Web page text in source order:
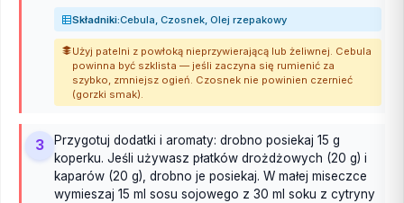
Składniki:Cebula, Czosnek, Olej rzepakowy
Użyj patelni z powłoką nieprzywierającą lub żeliwnej. Cebula
powinna być szklista — jeśli zaczyna się rumienić za
szybko, zmniejsz ogień. Czosnek nie powinien czernieć
(gorzki smak).
3
Przygotuj dodatki i aromaty: drobno posiekaj 15 g
koperku. Jeśli używasz płatków drożdżowych (20 g) i
kaparów (20 g), drobno je posiekaj. W małej miseczce
wymieszaj 15 ml sosu sojowego z 30 ml soku z cytryny